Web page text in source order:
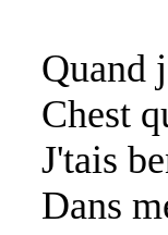
Quand
Chest
J'tais
Dans